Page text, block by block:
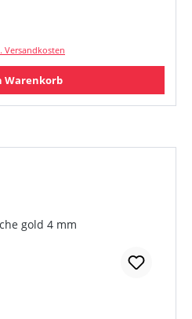
Versandkosten
Warenkorb